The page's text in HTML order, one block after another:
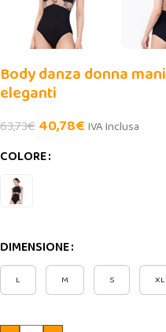
Body danza donna
eleganti
63,73€40,78€ IVA Inclusa
COLORE
DIMENSIONE
L M S XL